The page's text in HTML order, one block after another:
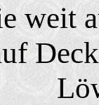
weit